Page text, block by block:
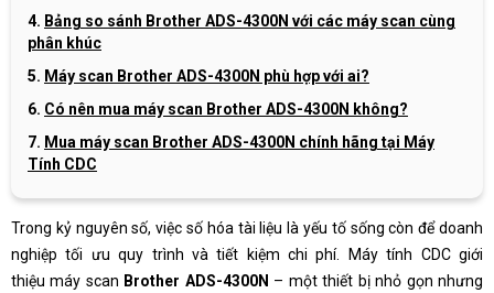
Bảng so sánh Brother ADS-4300N với các máy scan cùng
phân khúc
Máy scan Brother ADS-4300N phù hợp với ai?
Có nên mua máy scan Brother ADS-4300N không?
Mua máy scan Brother ADS-4300N chính hãng tại Máy
Tính CDC
Trong kỷ nguyên số, việc số hóa tài liệu là yếu tố sống còn để doanh
nghiệp tối ưu quy trình và tiết kiệm chi phí. Máy tính CDC giới
thiệu máy scan Brother ADS-4300N – một thiết bị nhỏ gọn nhưng